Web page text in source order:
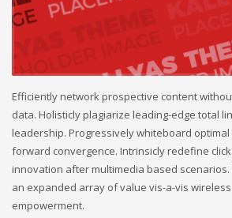
Efficiently network prospective content
data. Holisticly plagiarize leading-edge total
leadership. Progressively whiteboard
forward convergence. Intrinsicly redefine
innovation after multimedia based
an expanded array of value vis-a-vis
empowerment.